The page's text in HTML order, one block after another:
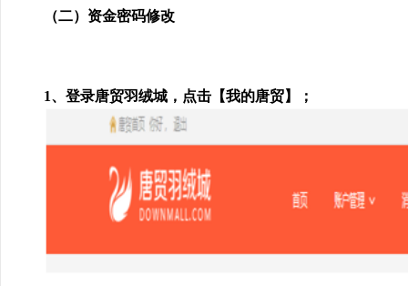
（二）资金密码修改
1、登录唐贸羽绒城，点击【我的唐贸】；